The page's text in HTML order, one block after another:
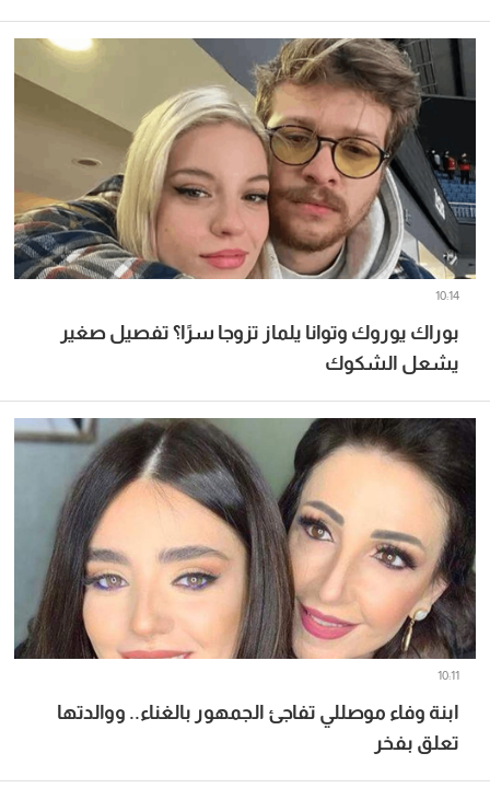
بوراك يوروك وتوانا يلماز تزوجا سرًا؟ تفصيل صغير
يشعل الشكوك
10:14
ابنة وفاء موصللي تفاجئ الجمهور بالغناء.. ووالدتها
تعلق بفخر
10:11